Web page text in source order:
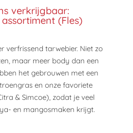
verkrijgbaar:
(Fles)
verfrissend tarwebier. Niet zo
maar meer body dan een
het gebrouwen met een
en onze favoriete
& Simcoe), zodat je veel
en mangosmaken krijgt.